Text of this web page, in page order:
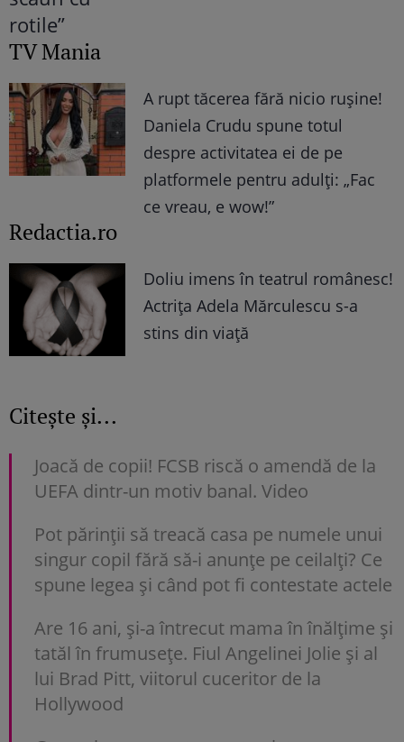
TV Mania
A rupt tăcerea fără nicio rușine!
Daniela Crudu spune totul
despre activitatea ei de pe
platformele pentru adulți: „Fac
ce vreau, e wow!”
Redactia.ro
Doliu imens în teatrul românesc!
Actrița Adela Mărculescu s-a
stins din viață
Citește și...
Joacă de copii! FCSB riscă o amendă de la
UEFA dintr-un motiv banal. Video
Pot părinții să treacă casa pe numele unui
singur copil fără să-i anunțe pe ceilalți? Ce
spune legea și când pot fi contestate actele
Are 16 ani, și-a întrecut mama în înălțime și
tatăl în frumusețe. Fiul Angelinei Jolie și al
lui Brad Pitt, viitorul cuceritor de la
Hollywood